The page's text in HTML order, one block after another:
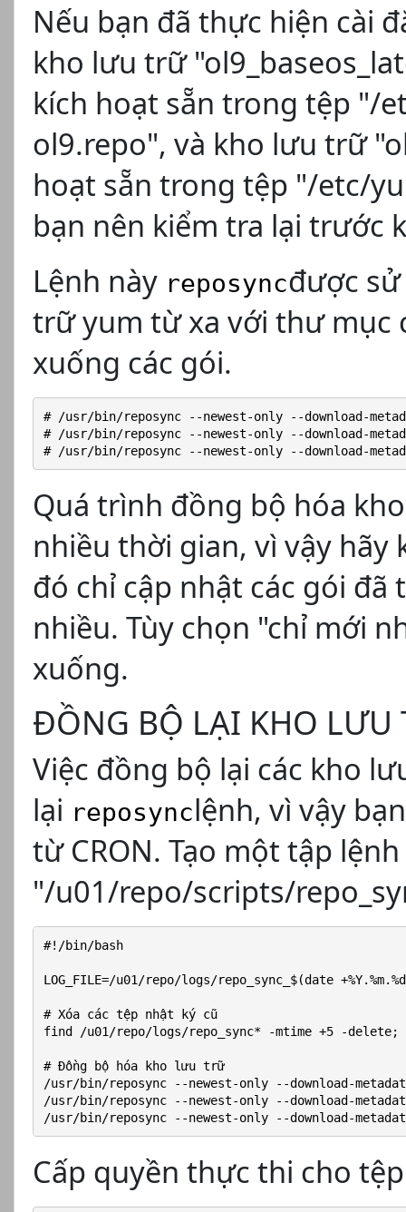
Nếu bạn đã thực hiện cài
kho lưu trữ
kích hoạt sẵn trong tệp "/
ol9.repo", và kho lưu trữ
hoạt sẵn trong tệp "/etc/
bạn nên kiểm tra lại trước
Lệnh này reposyncđược
trữ yum từ xa với thư mục
xuống các gói.
# /usr/bin/reposync --newest-only --download-
# /usr/bin/reposync --newest-only --download-
# /usr/bin/reposync --newest-only --download-
Quá trình đồng bộ hóa
nhiều thời gian, vì vậy hãy
đó chỉ cập nhật các gói
nhiều. Tùy chọn "chỉ mới
xuống.
ĐỒNG BỘ LẠI KHO LƯU
Việc đồng bộ lại các kho
lại reposynclệnh, vì vậy
từ CRON. Tạo một tập
"/u01/repo/scripts/
#!/bin/bash
LOG_FILE=/u01/repo/logs/repo_sync_$(date
# Xóa các tệp nhật ký cũ
find /u01/repo/logs/repo_sync* -mtime +5 -delete;
# Đồng bộ hóa kho lưu trữ
/usr/bin/reposync --newest-only --download-
/usr/bin/reposync --newest-only --download-
/usr/bin/reposync --newest-only --download-
Cấp quyền thực thi cho